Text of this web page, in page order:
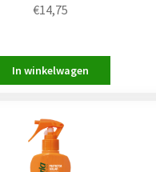
uit 5
€14,75